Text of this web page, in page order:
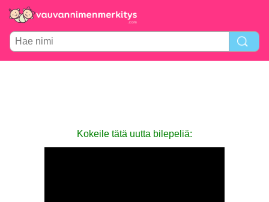
Kokeile tätä uutta bilepeliä: